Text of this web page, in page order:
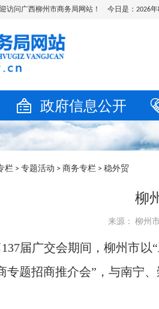
访问广西柳州市商务局网站！ 今日是： 2026
政府信息公开
栏 > 专题活动 > 商务专栏 > 稳外贸
柳
来源： 柳州
届广交会期间，柳州市
题招商推介会”，与南宁、